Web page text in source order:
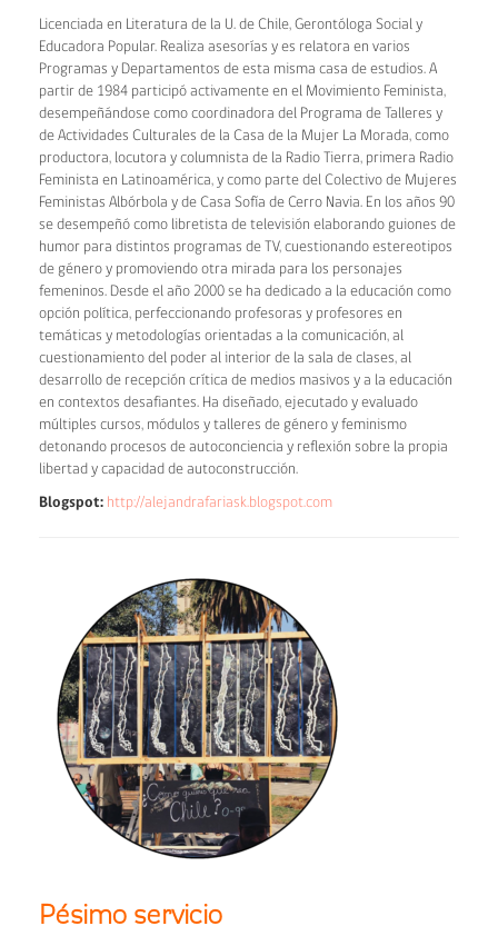
Licenciada en Literatura de la U. de Chile, Gerontóloga Social y
Educadora Popular. Realiza asesorías y es relatora en varios
Programas y Departamentos de esta misma casa de estudios. A
partir de 1984 participó activamente en el Movimiento Feminista,
desempeñándose como coordinadora del Programa de Talleres y
de Actividades Culturales de la Casa de la Mujer La Morada, como
productora, locutora y columnista de la Radio Tierra, primera Radio
Feminista en Latinoamérica, y como parte del Colectivo de Mujeres
Feministas Albórbola y de Casa Sofía de Cerro Navia. En los años 90
se desempeñó como libretista de televisión elaborando guiones de
humor para distintos programas de TV, cuestionando estereotipos
de género y promoviendo otra mirada para los personajes
femeninos. Desde el año 2000 se ha dedicado a la educación como
opción política, perfeccionando profesoras y profesores en
temáticas y metodologías orientadas a la comunicación, al
cuestionamiento del poder al interior de la sala de clases, al
desarrollo de recepción crítica de medios masivos y a la educación
en contextos desafiantes. Ha diseñado, ejecutado y evaluado
múltiples cursos, módulos y talleres de género y feminismo
detonando procesos de autoconciencia y reflexión sobre la propia
libertad y capacidad de autoconstrucción.
Blogspot: http://alejandrafariask.blogspot.com
Pésimo servicio